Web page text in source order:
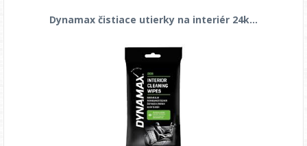
Dynamax čistiace utierky na interiér 24k...